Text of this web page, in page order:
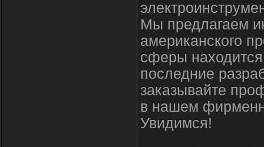
Мы предлагаем
американского
сферы
последние
заказывайте
в нашем
Увидимся!